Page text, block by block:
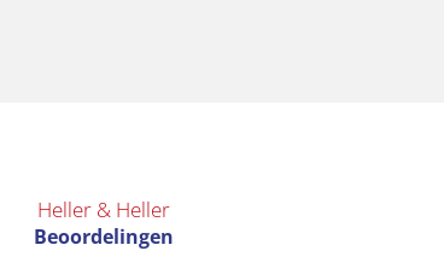
Heller & Heller
Beoordelingen